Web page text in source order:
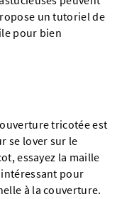
un tutoriel de
pour bien
tricotée est
se lover sur le
essayez la maille
pour
à la couverture.